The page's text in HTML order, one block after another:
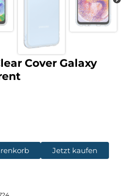
Cover Galaxy
Jetzt kaufen